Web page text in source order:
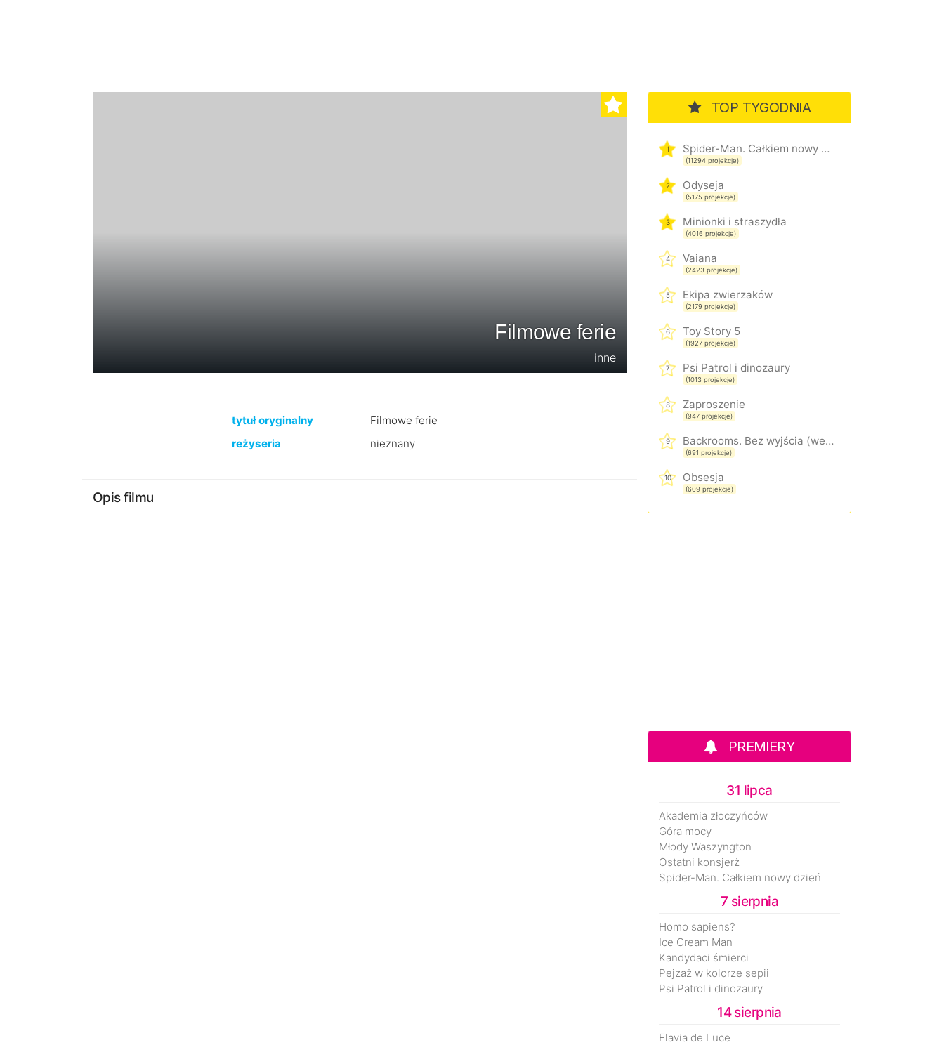
Filmowe ferie
inne
tytuł oryginalny
Filmowe ferie
reżyseria
nieznany
Opis filmu
TOP TYGODNIA
1 Spider-Man. Całkiem nowy dzień
(11294 projekcje)
2 Odyseja
(5175 projekcje)
3 Minionki i straszydła
(4016 projekcje)
4 Vaiana
(2423 projekcje)
5 Ekipa zwierzaków
(2179 projekcje)
6 Toy Story 5
(1927 projekcje)
7 Psi Patrol i dinozaury
(1013 projekcje)
8 Zaproszenie
(947 projekcje)
9 Backrooms. Bez wyjścia (wersja rozszerzona)
(691 projekcje)
10 Obsesja
(609 projekcje)
PREMIERY
31 lipca
Akademia złoczyńców
Góra mocy
Młody Waszyngton
Ostatni konsjerż
Spider-Man. Całkiem nowy dzień
7 sierpnia
Homo sapiens?
Ice Cream Man
Kandydaci śmierci
Pejzaż w kolorze sepii
Psi Patrol i dinozaury
14 sierpnia
Flavia de Luce